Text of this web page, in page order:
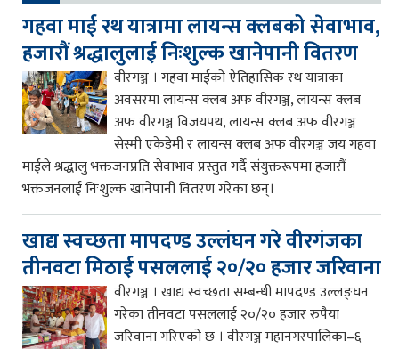
गहवा माई रथ यात्रामा लायन्स क्लबको सेवाभाव,
हजारौं श्रद्धालुलाई निःशुल्क खानेपानी वितरण
वीरगञ्ज । गहवा माईको ऐतिहासिक रथ यात्राका
अवसरमा लायन्स क्लब अफ वीरगञ्ज, लायन्स क्लब
अफ वीरगञ्ज विजयपथ, लायन्स क्लब अफ वीरगञ्ज
सेस्मी एकेडेमी र लायन्स क्लब अफ वीरगञ्ज जय गहवा
माईले श्रद्धालु भक्तजनप्रति सेवाभाव प्रस्तुत गर्दै संयुक्तरूपमा हजारौं
भक्तजनलाई निःशुल्क खानेपानी वितरण गरेका छन्।
खाद्य स्वच्छता मापदण्ड उल्लंघन गरे वीरगंजका
तीनवटा मिठाई पसललाई २०/२० हजार जरिवाना
वीरगञ्ज । खाद्य स्वच्छता सम्बन्धी मापदण्ड उल्लङ्घन
गरेका तीनवटा पसललाई २०/२० हजार रुपैया
जरिवाना गरिएको छ । वीरगञ्ज महानगरपालिका–६